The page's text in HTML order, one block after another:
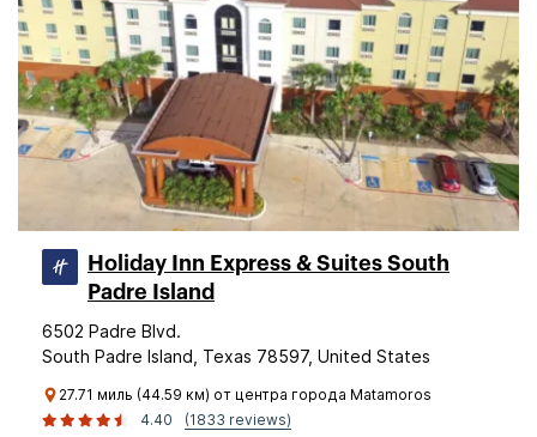
Holiday Inn Express & Suites South
Padre Island
6502 Padre Blvd.
South Padre Island, Texas 78597, United States
27.71 миль (44.59 км) от центра города Matamoros
4.40
(1833 reviews)